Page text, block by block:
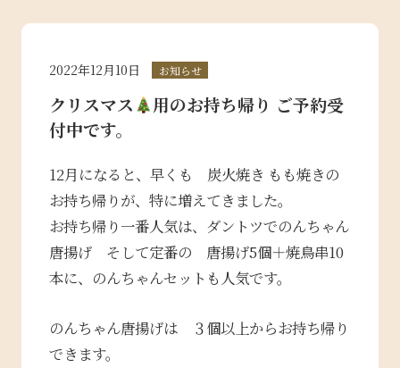
2022年12月10日 お知らせ
クリスマス
用のお持ち帰り ご予約受
付中です。
12月になると、早くも 炭火焼き もも焼きの
お持ち帰りが、特に増えてきました。
お持ち帰り一番人気は、ダントツでのんちゃん
唐揚げ そして定番の 唐揚げ5個＋焼鳥串10
本に、のんちゃんセットも人気です。
のんちゃん唐揚げは ３個以上からお持ち帰り
できます。